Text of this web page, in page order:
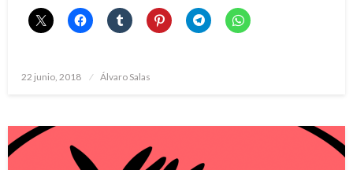
Publicado
22 junio, 2018 Álvaro Salas